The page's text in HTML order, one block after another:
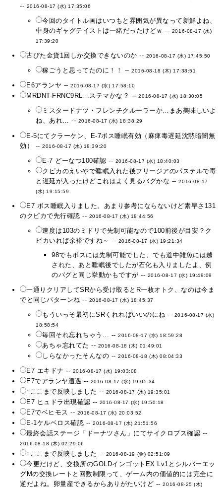
-- 2016-08-17 (水) 17:35:06
今回のタイトル画はいつもと雰囲気が異なって新鮮よね、
中身のギャグテイストは一緒だったけどｗ -- 2016-08-17 (水)
17:39:20
古びた金貨1回しか交換できないのか -- 2016-08-17 (水) 17:45:50
稼ごうと思ってたのに！！ --2016-08-18 (木) 17:38:51
E6アランヤ --2016-08-17 (水) 17:58:10
MRDNT-FRNC9RL…ステマかな？ --2016-08-17 (水) 18:30:05
ミスタードナツ・フレンチクルーラーか…まあ美味しいよ
ね、あれ… -- 2016-08-17 (水) 18:38:29
E-5にてクラーケン、E-7ボス睡眠有効（麻痺毒遅延沈黙暗闇無
効） --2016-08-17 (水) 18:39:20
E-7 どーなつ100確認 -- 2016-08-17 (水) 18:40:03
クピカのえいやで睡眠入れた後フリージアのパステルで毒
と遅延が入ったけどこれはよく見るバグかな --2016-08-17
(水) 19:15:59
E7 ボス睡眠入りました。あまり参考にならないけど素早さ131
のクピカで先行確認 -- 2016-08-17 (水) 18:44:56
速度は103のミドリで先制可能なので100前後が目安？ク
ピカいれば余裕ですね～ -- 2016-08-17 (水) 19:21:34
98でもボスには先制可能でした、でも道中雑魚には越
された、あと睡眠後でしたが石化も入りましたよ、例
のバグと同じ挙動かもですが -- 2016-08-17 (水) 19:49:09
一通りクリアしてSRから受け取るとR一枚オトク、なのは今ま
でと同じパターンね -- 2016-08-17 (水) 18:45:37
もういっそ最初にSRくれればいいのにね -- 2016-08-17 (水)
18:58:54
毎回それ忘れちゃう... --2016-08-17 (水) 18:59:28
あちゃ忘れてた -- 2016-08-18 (木) 01:49:01
しらなかったそんなの --2016-08-18 (木) 08:04:33
E7 エキドナ -- 2016-08-17 (水) 19:03:08
E7でアランヤ遭遇 -- 2016-08-17 (水) 19:05:34
↑ここまで反映しました -- 2016-08-17 (水) 19:35:01
E7 ヒュドラ出現確認 -- 2016-08-17 (水) 19:50:18
E7でベヒモス -- 2016-08-17 (水) 20:03:52
E-1ケルベロス確認 --2016-08-17 (水) 21:51:56
最終会話ステージ「ドーナツさん」にてサイクロプス確認 --
2016-08-18 (木) 02:29:06
↑ここまで反映しました -- 2016-08-19 (金) 02:51:09
今更だけど、交換所のGOLDインゴットEX Lv1とシルバーエッ
グMの交換レートと回数制限って、ゲーム内の価値的には完全に
逆だよね。卵量産できるからありがたいけど --2016-08-25 (木)